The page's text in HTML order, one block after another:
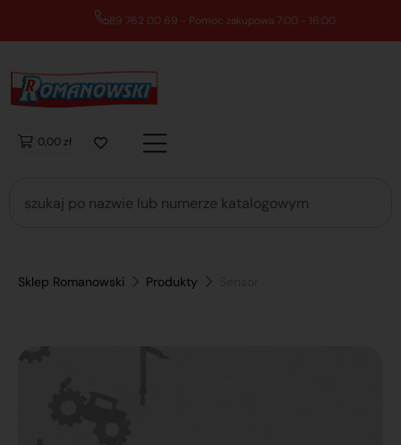
89 762 00 69 - Pomoc zakupowa 7:00 - 16:00
0,00 zł
Sklep Romanowski Produkty